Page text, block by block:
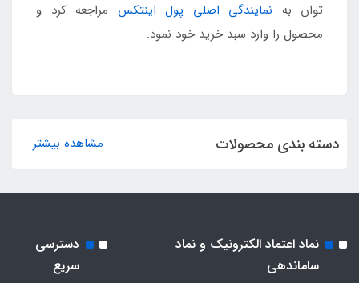
توان به نمایندگی اصلی پول اینتکس مراجعه کرد و
محصول را وارد سبد خرید خود نمود.
دسته بندی محصولات مشاهده بیشتر
نماد اعتماد الکترونیک و نماد
ساماندهی
دسترسی
سریع